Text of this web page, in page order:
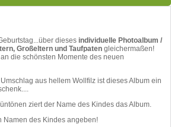
dieses individuelle Photoalbum /
Großeltern und Taufpaten gleichermaßen!
die schönsten Momente des neuen
aus hellem Wollfilz ist dieses Album ein
ziert der Name des Kindes das Album.
Namen des Kindes angeben!